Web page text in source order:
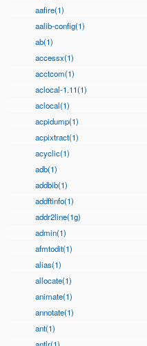
aafire(1)
aalib-config(1)
ab(1)
accessx(1)
acctcom(1)
aclocal-1.11(1)
aclocal(1)
acpidump(1)
acpixtract(1)
acyclic(1)
adb(1)
addbib(1)
addftinfo(1)
addr2line(1g)
admin(1)
afmtodit(1)
alias(1)
allocate(1)
animate(1)
annotate(1)
ant(1)